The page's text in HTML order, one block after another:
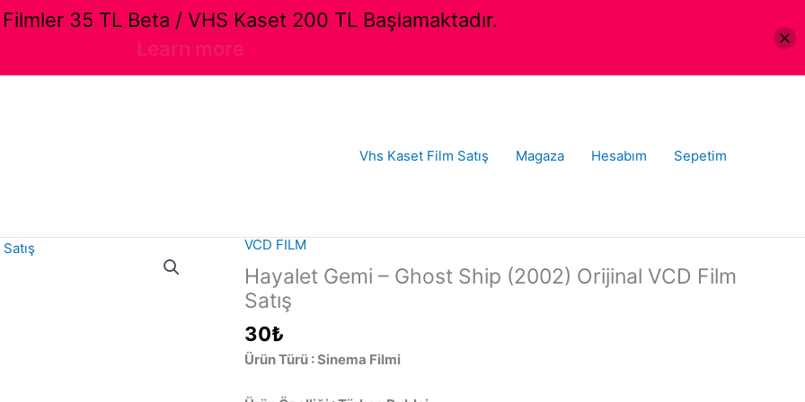
Vhs Kaset Film Satış Magaza Hesabım Sepetim
VCD FILM
Hayalet Gemi – Ghost Ship (2002) Orijinal VCD Film
Satış
30₺
Ürün Türü : Sinema Filmi
35 TL Beta / VHS Kaset 200 TL Başlamaktadır.
Learn more